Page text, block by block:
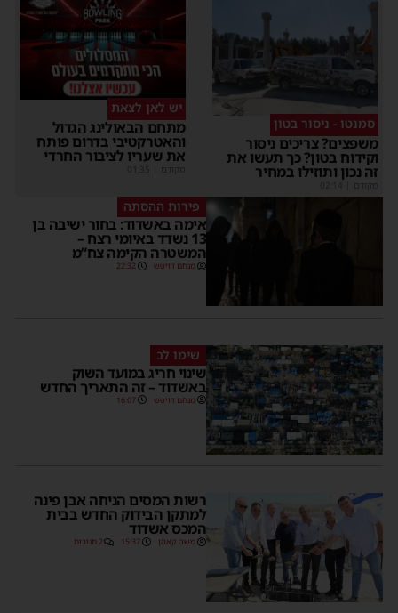
סמנטו - ניסור בטון
משפצים? צריכים ניסור
וקידוח בטון? כך תעשו את
זה נכון ותוזילו במחיר
מקודם
יש לאן לצאת
מתחם הבאולינג הגדול
והאטרקטיבי בדרום פותח
את שעריו לציבור החרדי
מקודם
פירות ההסתה
אימה באשדוד: בחור ישיבה בן
13 נשדד באיומי רצח –
המשטרה הקימה צח”מ
מנחם דויטש 22:32
שימו לב
שינוי חריג במועד השוק
באשדוד – זה התאריך החדש
מנחם דויטש 16:07
רשות המסים הניחה אבן פינה
למתקן הבידוק החדש בבית
המכס אשדוד
משה קאהן 15:37 2 תגובות